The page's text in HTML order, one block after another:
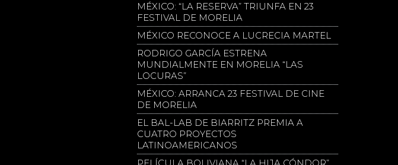
MÉXICO: “LA RESERVA” TRIUNFA EN 23
FESTIVAL DE MORELIA
MÉXICO RECONOCE A LUCRECIA MARTEL
RODRIGO GARCÍA ESTRENA
MUNDIALMENTE EN MORELIA “LAS
LOCURAS”
MÉXICO: ARRANCA 23 FESTIVAL DE CINE
DE MORELIA
EL BAL-LAB DE BIARRITZ PREMIA A
CUATRO PROYECTOS
LATINOAMERICANOS